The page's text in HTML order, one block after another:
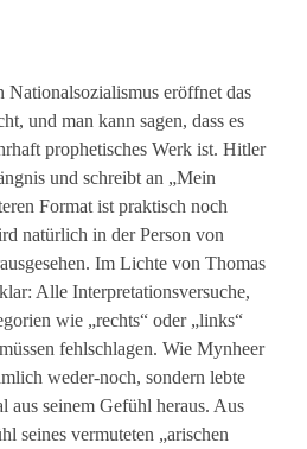
Nationalsozialismus eröffnet das
und man kann sagen, dass es
prophetisches Werk ist. Hitler
und schreibt an „Mein
Format ist praktisch noch
natürlich in der Person von
Im Lichte von Thomas
Alle Interpretationsversuche,
wie „rechts“ oder „links“
fehlschlagen. Wie Mynheer
weder-noch, sondern lebte
aus seinem Gefühl heraus. Aus
seines vermuteten „arischen